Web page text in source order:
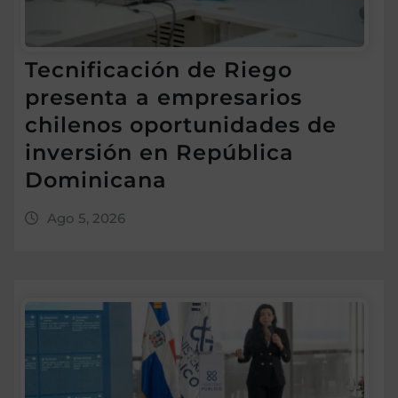
Tecnificación de Riego
presenta a empresarios
chilenos oportunidades de
inversión en República
Dominicana
Ago 5, 2026